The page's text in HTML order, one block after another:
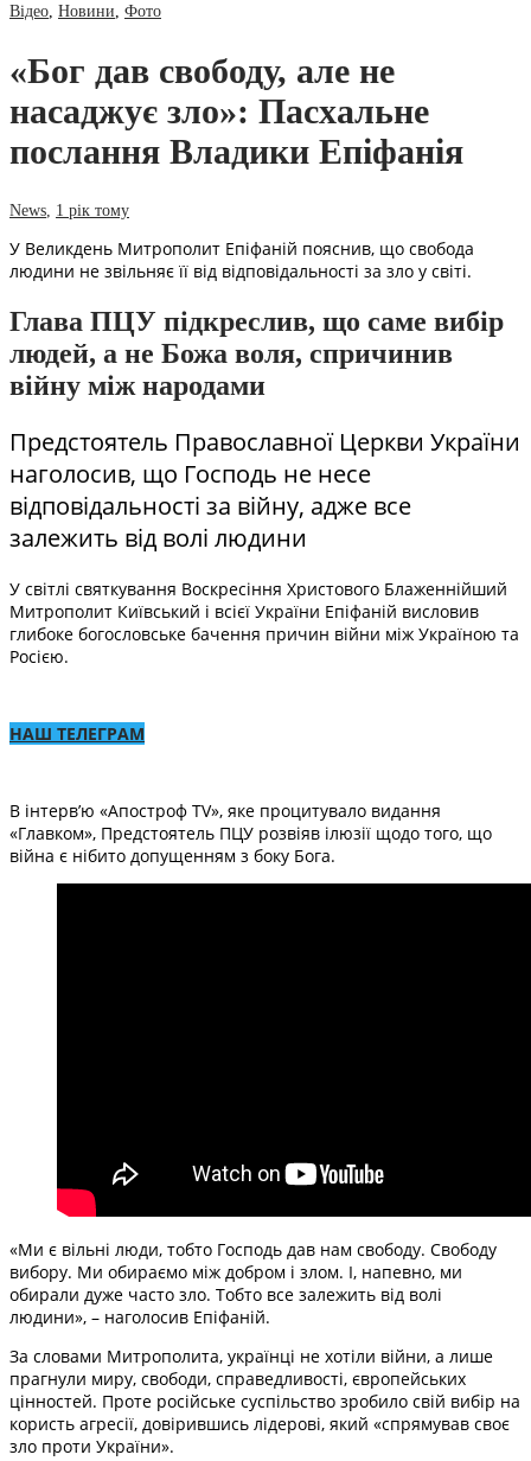
Відео Новини Фото
«Бог дав свободу, але не
насаджує зло»: Пасхальне
послання Владики Епіфанія
News 1 рік тому
У Великдень Митрополит Епіфаній пояснив, що свобода
людини не звільняє її від відповідальності за зло у світі.
Глава ПЦУ підкреслив, що саме вибір
людей, а не Божа воля, спричинив
війну між народами
Предстоятель Православної Церкви України
наголосив, що Господь не несе
відповідальності за війну, адже все
залежить від волі людини
У світлі святкування Воскресіння Христового Блаженнійший
Митрополит Київський і всієї України Епіфаній висловив
глибоке богословське бачення причин війни між Україною та
Росією.
НАШ ТЕЛЕГРАМ
В інтерв’ю «Апостроф TV», яке процитувало видання
«Главком», Предстоятель ПЦУ розвіяв ілюзії щодо того, що
війна є нібито допущенням з боку Бога.
«Ми є вільні люди, тобто Господь дав нам свободу. Свободу
вибору. Ми обираємо між добром і злом. І, напевно, ми
обирали дуже часто зло. Тобто все залежить від волі
людини», – наголосив Епіфаній.
За словами Митрополита, українці не хотіли війни, а лише
прагнули миру, свободи, справедливості, європейських
цінностей. Проте російське суспільство зробило свій вибір на
користь агресії, довірившись лідерові, який «спрямував своє
зло проти України».